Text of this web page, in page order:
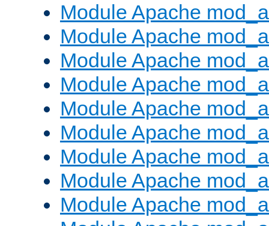
Module Apache
Module Apache
Module Apache
Module Apache
Module Apache
Module Apache
Module Apache
Module Apache
Module Apache